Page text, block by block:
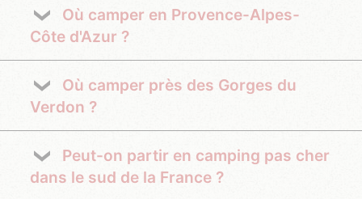
Où camper en Provence-Alpes-
Côte d'Azur ?
Où camper près des Gorges du
Verdon ?
Peut-on partir en camping pas cher
dans le sud de la France ?